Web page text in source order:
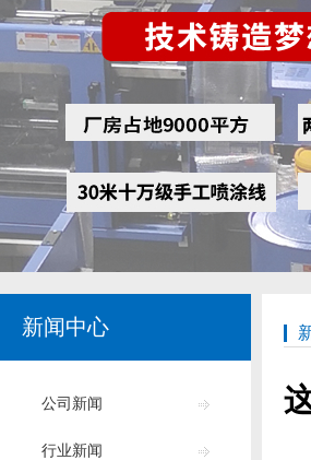
新闻中心
公司新闻
行业新闻